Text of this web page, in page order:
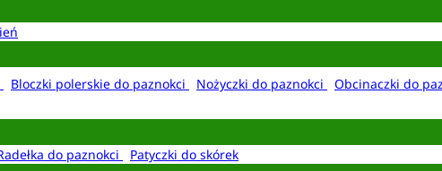
Bloczki polerskie do paznokci Nożyczki do paznokci Obcinaczki do
do paznokci
Patyczki do skórek